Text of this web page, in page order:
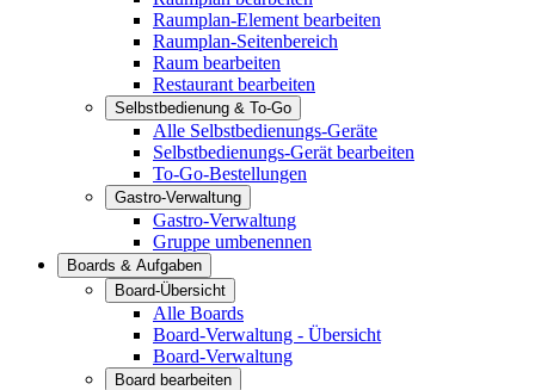
Raumplan-Element bearbeiten
Raumplan-Seitenbereich
Raum bearbeiten
Restaurant bearbeiten
Selbstbedienung & To-Go
Alle Selbstbedienungs-Geräte
Selbstbedienungs-Gerät bearbeiten
To-Go-Bestellungen
Gastro-Verwaltung
Gastro-Verwaltung
Gruppe umbenennen
Boards & Aufgaben
Board-Übersicht
Alle Boards
Board-Verwaltung - Übersicht
Board-Verwaltung
Board bearbeiten